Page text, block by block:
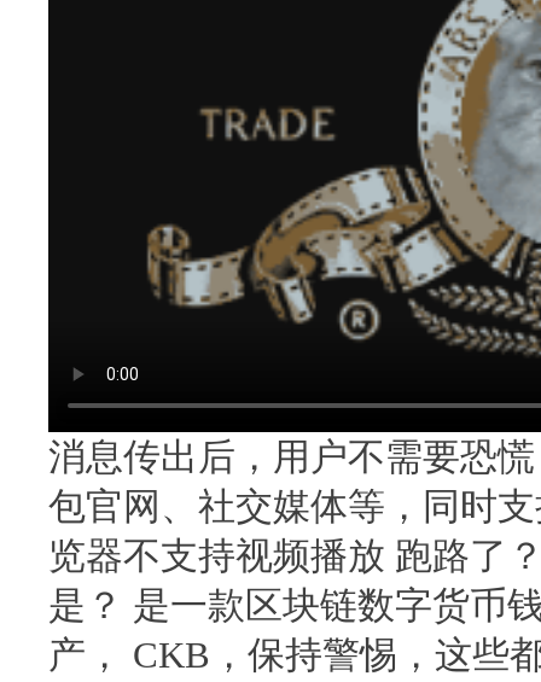
消息传出后，用户不需要恐
包官网、社交媒体等，同时
览器不支持视频播放 跑路了
是？ 是一款区块链数字货币
产， CKB，保持警惕，这些